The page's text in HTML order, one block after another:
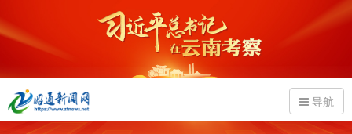
导航